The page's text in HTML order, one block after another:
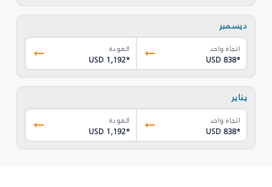
ديسمبر
اتجاه واحد
USD 838*
العودة
USD 1,192*
يناير
اتجاه واحد
USD 838*
العودة
USD 1,192*